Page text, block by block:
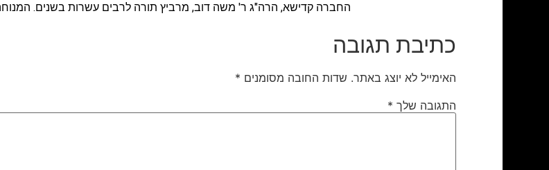
החברה קדישא, הרה"ג ר' משה דוב, מרביץ תורה לרבים עשרות בשנים. המנוחה
כתיבת תגובה
האימייל לא יוצג באתר. שדות החובה מסומנים *
התגובה שלך *